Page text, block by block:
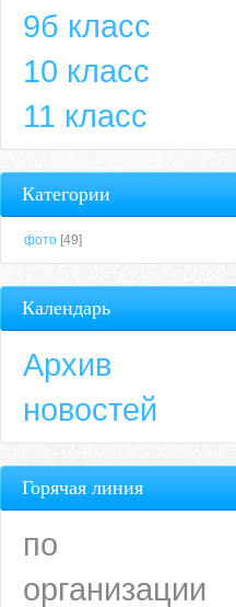
9б класс
10 класс
11 класс
Категории
фото [49]
Календарь
Архив
новостей
Горячая линия
по
организации